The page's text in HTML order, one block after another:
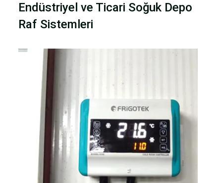
Endüstriyel ve Ticari Soğuk Depo
Raf Sistemleri